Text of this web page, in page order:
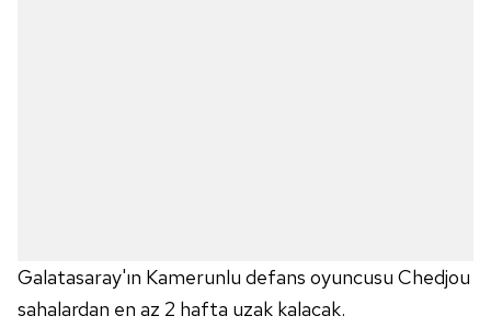
Galatasaray'ın Kamerunlu defans oyuncusu Chedjou
sahalardan en az 2 hafta uzak kalacak.